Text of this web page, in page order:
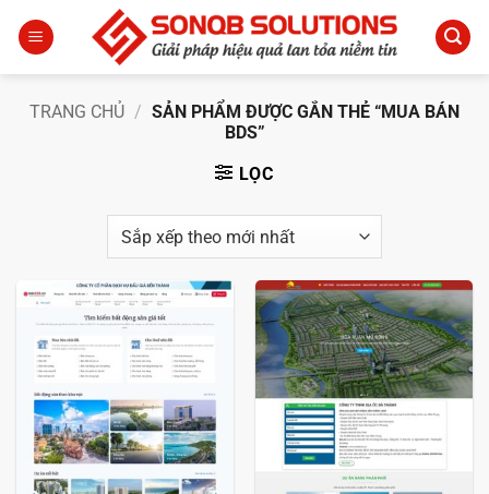
qua
TRANG CHỦ / SẢN PHẨM ĐƯỢC GẮN THẺ “MUA BÁN
BDS”
LỌC